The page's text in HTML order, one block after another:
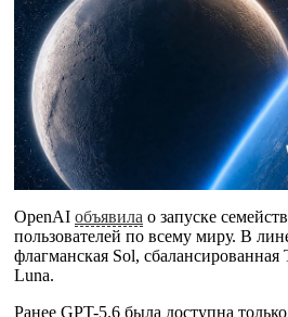
OpenAI объявила о запуске
пользователей по всему миру. В
флагманская Sol, сбалансированная
Luna.
Ранее GPT-5.6 была доступна